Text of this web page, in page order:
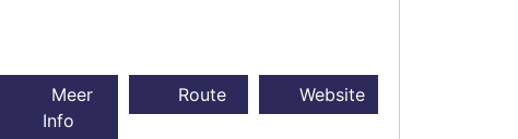
Meer
Info
Route Website